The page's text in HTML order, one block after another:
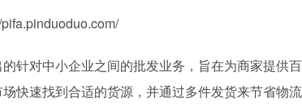
针对中小企业之间的批发业务，旨在为商家提供
快速找到合适的货源，并通过多件发货来节省物流